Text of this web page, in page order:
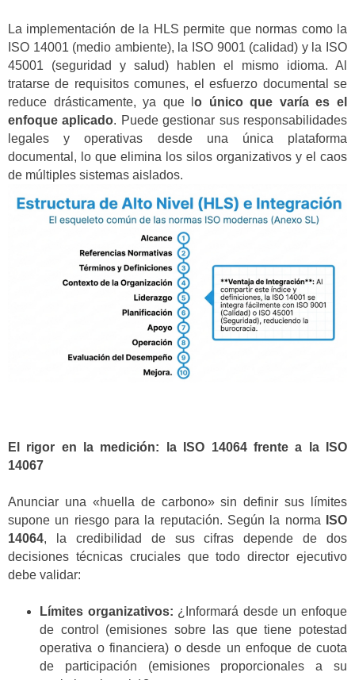
La implementación de la HLS permite que normas como la
ISO 14001 (medio ambiente), la ISO 9001 (calidad) y la ISO
45001 (seguridad y salud) hablen el mismo idioma. Al
tratarse de requisitos comunes, el esfuerzo documental se
reduce drásticamente, ya que lo único que varía es el
enfoque aplicado. Puede gestionar sus responsabilidades
legales y operativas desde una única plataforma
documental, lo que elimina los silos organizativos y el caos
de múltiples sistemas aislados.
El rigor en la medición: la ISO 14064 frente a la ISO
14067
Anunciar una «huella de carbono» sin definir sus límites
supone un riesgo para la reputación. Según la norma
ISO
14064, la credibilidad de sus cifras depende de dos
decisiones técnicas cruciales que todo director ejecutivo
debe validar:
Límites organizativos: ¿Informará desde un enfoque
de control (emisiones sobre las que tiene potestad
operativa o financiera) o desde un enfoque de cuota
de participación (emisiones proporcionales a su